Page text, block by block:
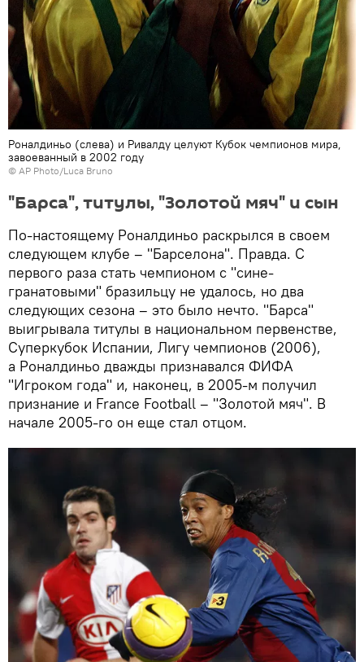
Роналдиньо (слева) и Ривалду целуют Кубок чемпионов мира,
завоеванный в 2002 году
© AP Photo/Luca Bruno
"Барса", титулы, "Золотой мяч" и сын
По-настоящему Роналдиньо раскрылся в своем
следующем клубе – "Барселона". Правда. С
первого раза стать чемпионом с "сине-
гранатовыми" бразильцу не удалось, но два
следующих сезона – это было нечто. "Барса"
выигрывала титулы в национальном первенстве,
Суперкубок Испании, Лигу чемпионов (2006),
а Роналдиньо дважды признавался ФИФА
"Игроком года" и, наконец, в 2005-м получил
признание и France Football – "Золотой мяч". В
начале 2005-го он еще стал отцом.